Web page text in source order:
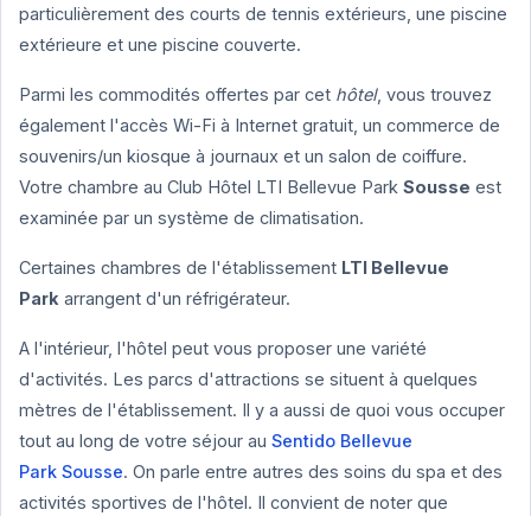
particulièrement des courts de tennis extérieurs, une piscine
extérieure et une piscine couverte.
Parmi les commodités offertes par cet hôtel, vous trouvez
également l'accès Wi-Fi à Internet gratuit, un commerce de
souvenirs/un kiosque à journaux et un salon de coiffure.
Votre chambre au Club Hôtel LTI Bellevue Park Sousse est
examinée par un système de climatisation.
Certaines chambres de l'établissement LTI Bellevue
Park arrangent d'un réfrigérateur.
A l'intérieur, l'hôtel peut vous proposer une variété
d'activités. Les parcs d'attractions se situent à quelques
mètres de l'établissement. Il y a aussi de quoi vous occuper
tout au long de votre séjour au Sentido Bellevue
Park Sousse. On parle entre autres des soins du spa et des
activités sportives de l'hôtel. Il convient de noter que